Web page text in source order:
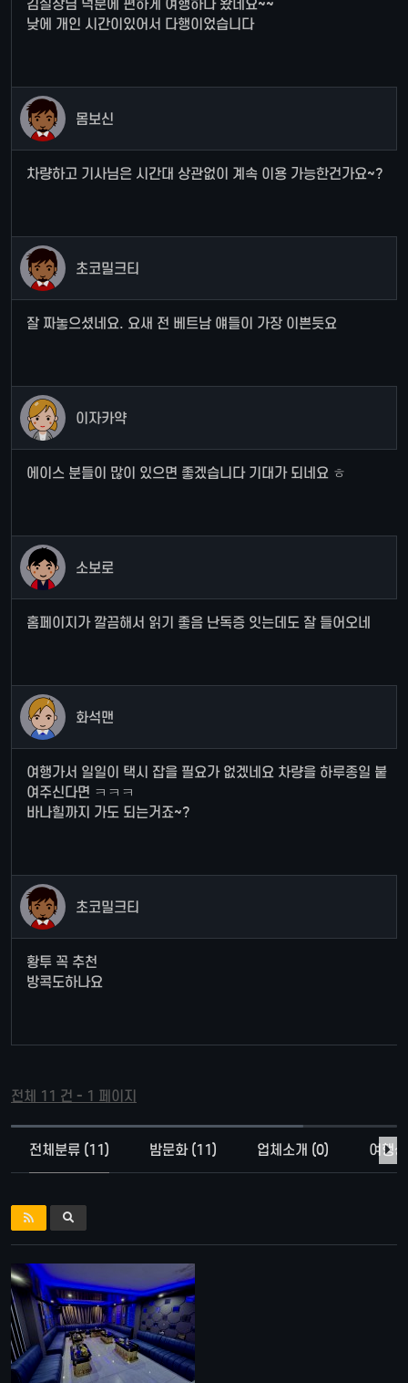
김실장님 덕분에 편하게 여행하다 왔네요~~
낮에 개인 시간이있어서 다행이었습니다
몸보신
차량하고 기사님은 시간대 상관없이 계속 이용 가능한건가요~?
초코밀크티
잘 짜놓으셨네요. 요새 전 베트남 얘들이 가장 이쁜듯요
이자카약
에이스 분들이 많이 있으면 좋겠습니다 기대가 되네요 ㅎ
소보로
홈페이지가 깔끔해서 읽기 좋음 난독증 잇는데도 잘 들어오네
화석맨
여행가서 일일이 택시 잡을 필요가 없겠네요 차량을 하루종일 붙
여주신다면 ㅋㅋㅋ
바나힐까지 가도 되는거죠~?
초코밀크티
황투 꼭 추천
방콕도하나요
전체 11 건 - 1 페이지
전체분류 (11) 밤문화 (11) 업체소개 (0) 여행